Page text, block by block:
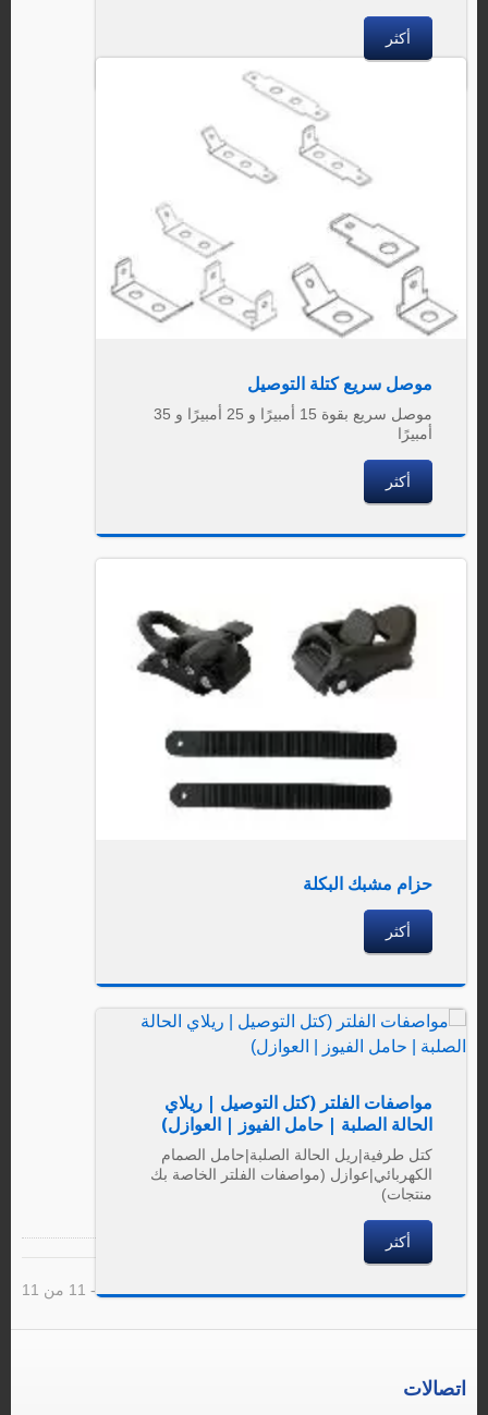
أكثر
موصل سريع كتلة التوصيل
موصل سريع بقوة 15 أمبيرًا و 25 أمبيرًا و 35
أمبيرًا
أكثر
حزام مشبك البكلة
أكثر
مواصفات الفلتر (كتل التوصيل | ريلاي
الحالة الصلبة | حامل الفيوز | العوازل)
كتل طرفية|ريل الحالة الصلبة|حامل الصمام
الكهربائي|عوازل (مواصفات الفلتر الخاصة بك
منتجات)
أكثر
نتيجة 1 - 11 من 11
اتصالات